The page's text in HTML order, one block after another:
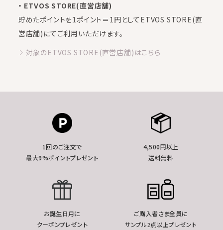
・ ETVOS STORE(直営店舗)
貯めたポイントを1ポイント＝1円としてETVOS STORE(直
営店舗)にてご利用いただけます。
対象のETVOS STORE(直営店舗)はこちら
1回のご注文で
最大9%ポイントプレゼント
4,500円以上
送料無料
お誕生日月に
クーポンプレゼント
ご購入者さま全員に
サンプル2点以上プレゼント